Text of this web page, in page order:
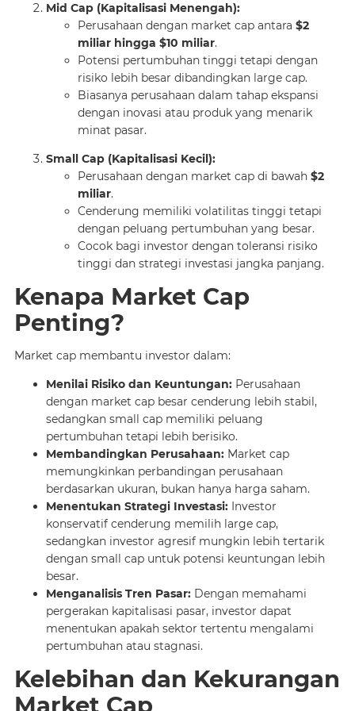
Mid Cap (Kapitalisasi Menengah):
Perusahaan dengan market cap antara $2
miliar hingga $10 miliar.
Potensi pertumbuhan tinggi tetapi dengan
risiko lebih besar dibandingkan large cap.
Biasanya perusahaan dalam tahap ekspansi
dengan inovasi atau produk yang menarik
minat pasar.
Small Cap (Kapitalisasi Kecil):
Perusahaan dengan market cap di bawah $2
miliar.
Cenderung memiliki volatilitas tinggi tetapi
dengan peluang pertumbuhan yang besar.
Cocok bagi investor dengan toleransi risiko
tinggi dan strategi investasi jangka panjang.
Kenapa Market Cap
Penting?
Market cap membantu investor dalam:
Menilai Risiko dan Keuntungan:Perusahaan
dengan market cap besar cenderung lebih stabil,
sedangkan small cap memiliki peluang
pertumbuhan tetapi lebih berisiko.
Membandingkan Perusahaan:Market cap
memungkinkan perbandingan perusahaan
berdasarkan ukuran, bukan hanya harga saham.
Menentukan Strategi Investasi:Investor
konservatif cenderung memilih large cap,
sedangkan investor agresif mungkin lebih tertarik
dengan small cap untuk potensi keuntungan lebih
besar.
Menganalisis Tren Pasar:Dengan memahami
pergerakan kapitalisasi pasar, investor dapat
menentukan apakah sektor tertentu mengalami
pertumbuhan atau stagnasi.
Kelebihan dan Kekurangan
Market Cap